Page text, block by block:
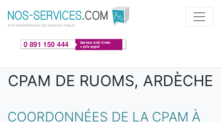
Aller au contenu principal
CPAM DE RUOMS, ARDÈCHE
COORDONNÉES DE LA CPAM À